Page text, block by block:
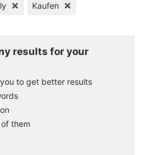
Kaufen
results for your
to get better results
them